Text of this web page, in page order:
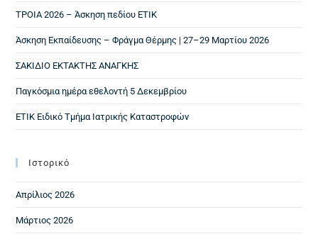
ΤΡΟΙΑ 2026 – Άσκηση πεδίου ΕΤΙΚ
Άσκηση Εκπαίδευσης – Φράγμα Θέρμης | 27–29 Μαρτίου 2026
ΣΑΚΙΔΙΟ ΕΚΤΑΚΤΗΣ ΑΝΑΓΚΗΣ
Παγκόσμια ημέρα εθελοντή 5 Δεκεμβρίου
ΕΤΙΚ Ειδικό Τμήμα Ιατρικής Καταστροφών
Ιστορικό
Απρίλιος 2026
Μάρτιος 2026